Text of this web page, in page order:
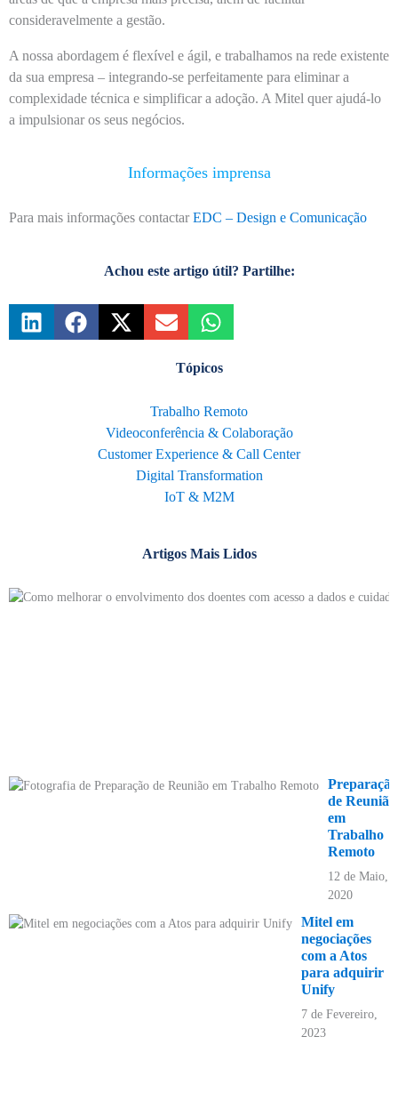
consideravelmente a gestão.
A nossa abordagem é flexível e ágil, e trabalhamos na rede existente
da sua empresa – integrando-se perfeitamente para eliminar a
complexidade técnica e simplificar a adoção. A Mitel quer ajudá-lo
a impulsionar os seus negócios.
Informações imprensa
Para mais informações contactar EDC – Design e Comunicação
Achou este artigo útil? Partilhe:
Tópicos
Trabalho Remoto
Videoconferência & Colaboração
Customer Experience & Call Center
Digital Transformation
IoT & M2M
Artigos Mais Lidos
Preparação
de Reunião
em
Trabalho
Remoto
12 de Maio,
2020
Mitel em
negociações
com a Atos
para adquirir
Unify
7 de Fevereiro,
2023